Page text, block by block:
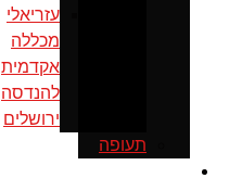
עזריאלי
מכללה
אקדמית
להנדסה
ירושלים
תעופה